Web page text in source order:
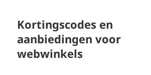
Kortingscodes en
aanbiedingen voor
webwinkels